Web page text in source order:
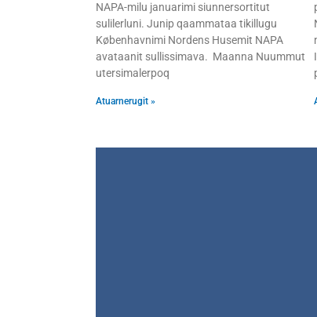
NAPA-milu januarimi siunnersortitut
sulilerluni. Junip qaammataa tikillugu
Københavnimi Nordens Husemit NAPA
avataanit sullissimava. Maanna Nuummut
utersimalerpoq
Atuarnerugit »